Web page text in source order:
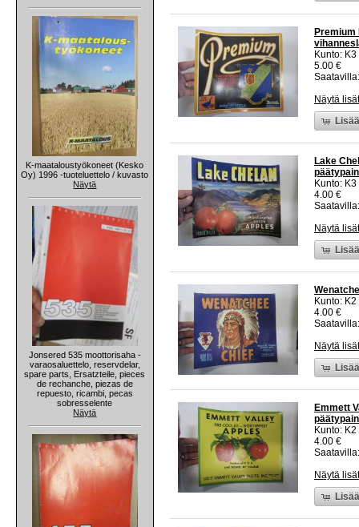
K-maataloustyökoneet (Kesko
Oy) 1996 -tuoteluettelo / kuvasto
Näytä
Jonsered 535 moottorisaha -
varaosaluettelo, reservdelar,
spare parts, Ersatzteile, pieces
de rechanche, piezas de
repuesto, ricambi, pecas
sobresselente
Näytä
Premium
Kunto:
5.00 €
Näytä
Lake
Kunto:
4.00 €
Näytä
Kunto:
4.00 €
Näytä
Emmett
Kunto:
4.00 €
Näytä